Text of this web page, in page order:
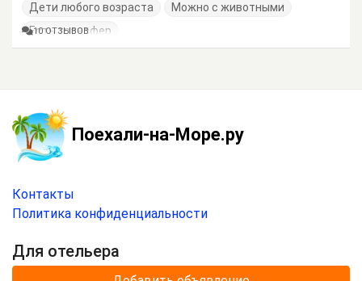
Дети любого возраста
Можно с животными
Есть трансфер
10 ОТЗЫВОВ
Поехали-на-Море.ру
Контакты
Политика конфиденциальности
Для отельера